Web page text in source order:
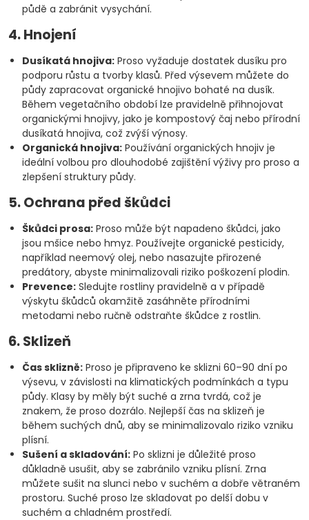
půdě a zabránit vysychání.
4. Hnojení
Dusíkatá hnojiva: Proso vyžaduje dostatek dusíku pro
podporu růstu a tvorby klasů. Před výsevem můžete do
půdy zapracovat organické hnojivo bohaté na dusík.
Během vegetačního období lze pravidelně přihnojovat
organickými hnojivy, jako je kompostový čaj nebo přírodní
dusíkatá hnojiva, což zvýší výnosy.
Organická hnojiva: Používání organických hnojiv je
ideální volbou pro dlouhodobé zajištění výživy pro proso a
zlepšení struktury půdy.
5. Ochrana před škůdci
Škůdci prosa: Proso může být napadeno škůdci, jako
jsou mšice nebo hmyz. Používejte organické pesticidy,
například neemový olej, nebo nasazujte přirozené
predátory, abyste minimalizovali riziko poškození plodin.
Prevence: Sledujte rostliny pravidelně a v případě
výskytu škůdců okamžitě zasáhněte přírodními
metodami nebo ručně odstraňte škůdce z rostlin.
6. Sklizeň
Čas sklizně: Proso je připraveno ke sklizni 60–90 dní po
výsevu, v závislosti na klimatických podmínkách a typu
půdy. Klasy by měly být suché a zrna tvrdá, což je
znakem, že proso dozrálo. Nejlepší čas na sklizeň je
během suchých dnů, aby se minimalizovalo riziko vzniku
plísní.
Sušení a skladování: Po sklizni je důležité proso
důkladně usušit, aby se zabránilo vzniku plísní. Zrna
můžete sušit na slunci nebo v suchém a dobře větraném
prostoru. Suché proso lze skladovat po delší dobu v
suchém a chladném prostředí.